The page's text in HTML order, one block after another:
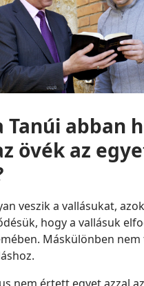
Tanúi abban
övék az
veszik a vallásukat,
hogy a vallásuk
Máskülönben